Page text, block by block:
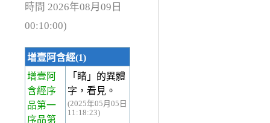
時間 2026年08月09日
00:10:00)
增壹阿含經(1)
增壹阿
含經序
品第一
序品第
「睹」的異體
字，看見。
(2025年05月05日
11:18:23)